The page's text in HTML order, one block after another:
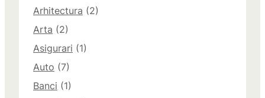
Arhitectura (2)
Arta (2)
Asigurari (1)
Auto (7)
Banci (1)